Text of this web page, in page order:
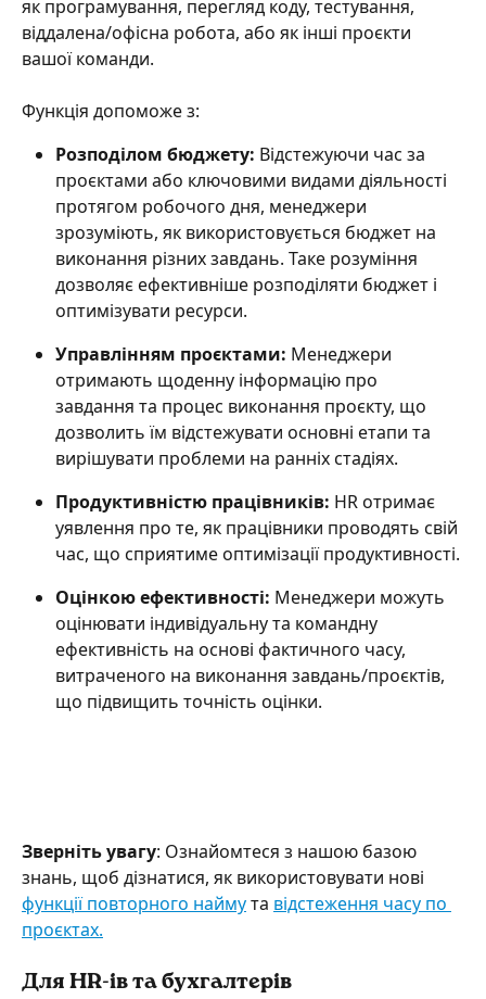
як програмування, перегляд коду, тестування,
віддалена/офісна робота, або як інші проєкти
вашої команди.
Функція допоможе з:
Розподілом бюджету: Відстежуючи час за
проєктами або ключовими видами діяльності
протягом робочого дня, менеджери
зрозуміють, як використовується бюджет на
виконання різних завдань. Таке розуміння
дозволяє ефективніше розподіляти бюджет і
оптимізувати ресурси.
Управлінням проєктами: Менеджери
отримають щоденну інформацію про
завдання та процес виконання проєкту, що
дозволить їм відстежувати основні етапи та
вирішувати проблеми на ранніх стадіях.
Продуктивністю працівників: HR отримає
уявлення про те, як працівники проводять свій
час, що сприятиме оптимізації продуктивності.
Оцінкою ефективності: Менеджери можуть
оцінювати індивідуальну та командну
ефективність на основі фактичного часу,
витраченого на виконання завдань/проєктів,
що підвищить точність оцінки.
Зверніть увагу: Ознайомтеся з нашою базою
знань, щоб дізнатися, як використовувати нові
функції повторного найму та відстеження часу по
проєктах.
Для HR-ів та бухгалтерів